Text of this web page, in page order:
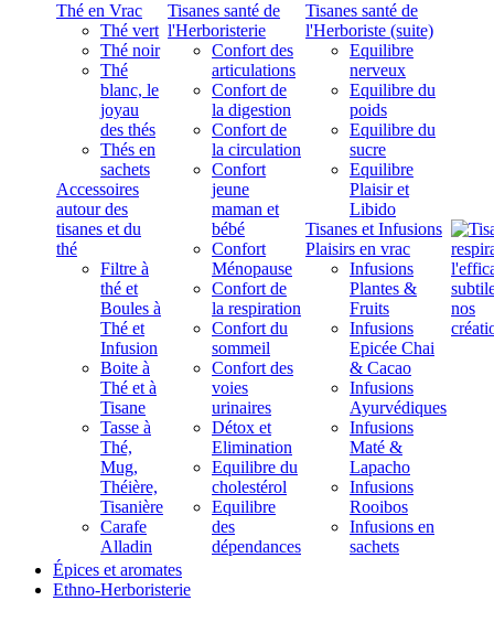
Thé en Vrac
Thé vert
Thé noir
Thé
blanc, le
joyau
des thés
Thés en
sachets
Accessoires
autour des
tisanes et du
thé
Filtre à
thé et
Boules à
Thé et
Infusion
Boite à
Thé et à
Tisane
Tasse à
Thé,
Mug,
Théière,
Tisanière
Carafe
Alladin
Tisanes santé de
l'Herboristerie
Confort des
articulations
Confort de
la digestion
Confort de
la circulation
Confort
jeune
maman et
bébé
Confort
Ménopause
Confort de
la respiration
Confort du
sommeil
Confort des
voies
urinaires
Détox et
Elimination
Equilibre du
cholestérol
Equilibre
des
dépendances
Tisanes santé de
l'Herboriste (suite)
Equilibre
nerveux
Equilibre du
poids
Equilibre du
sucre
Equilibre
Plaisir et
Libido
Tisanes et Infusions
Plaisirs en vrac
Infusions
Plantes &
Fruits
Infusions
Epicée Chai
& Cacao
Infusions
Ayurvédiques
Infusions
Maté &
Lapacho
Infusions
Rooibos
Infusions en
sachets
Épices et aromates
Ethno-Herboristerie